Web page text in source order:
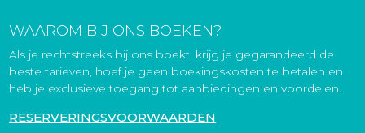
WAAROM BIJ ONS BOEKEN?
Als je rechtstreeks bij ons boekt, krijg je gegarandeerd de
beste tarieven, hoef je geen boekingskosten te betalen en
heb je exclusieve toegang tot aanbiedingen en voordelen.
RESERVERINGSVOORWAARDEN